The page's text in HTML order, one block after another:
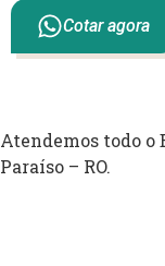
Cotar agora
Atendemos todo o
Paraíso – RO.